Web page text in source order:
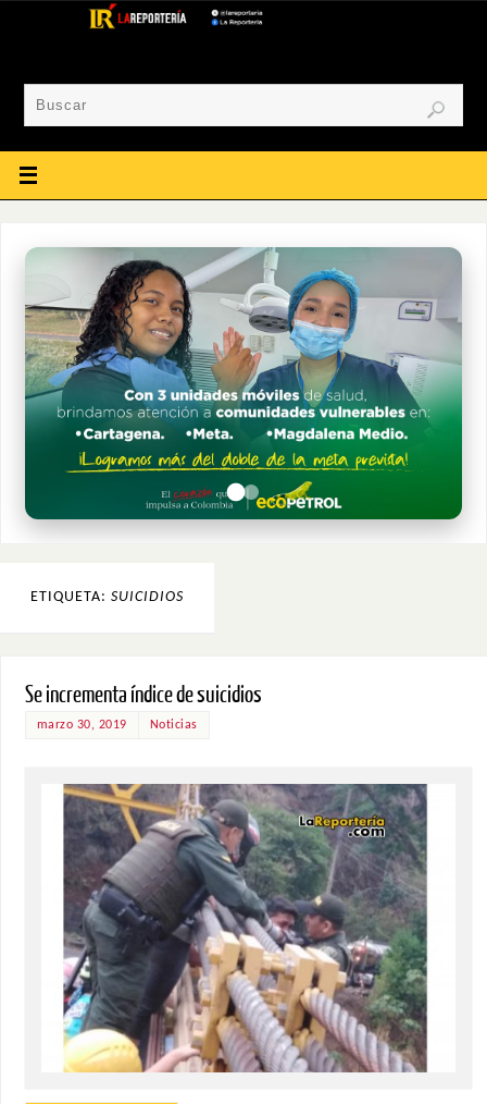
ETIQUETA: SUICIDIOS
Se incrementa índice de suicidios
marzo 30, 2019 Noticias